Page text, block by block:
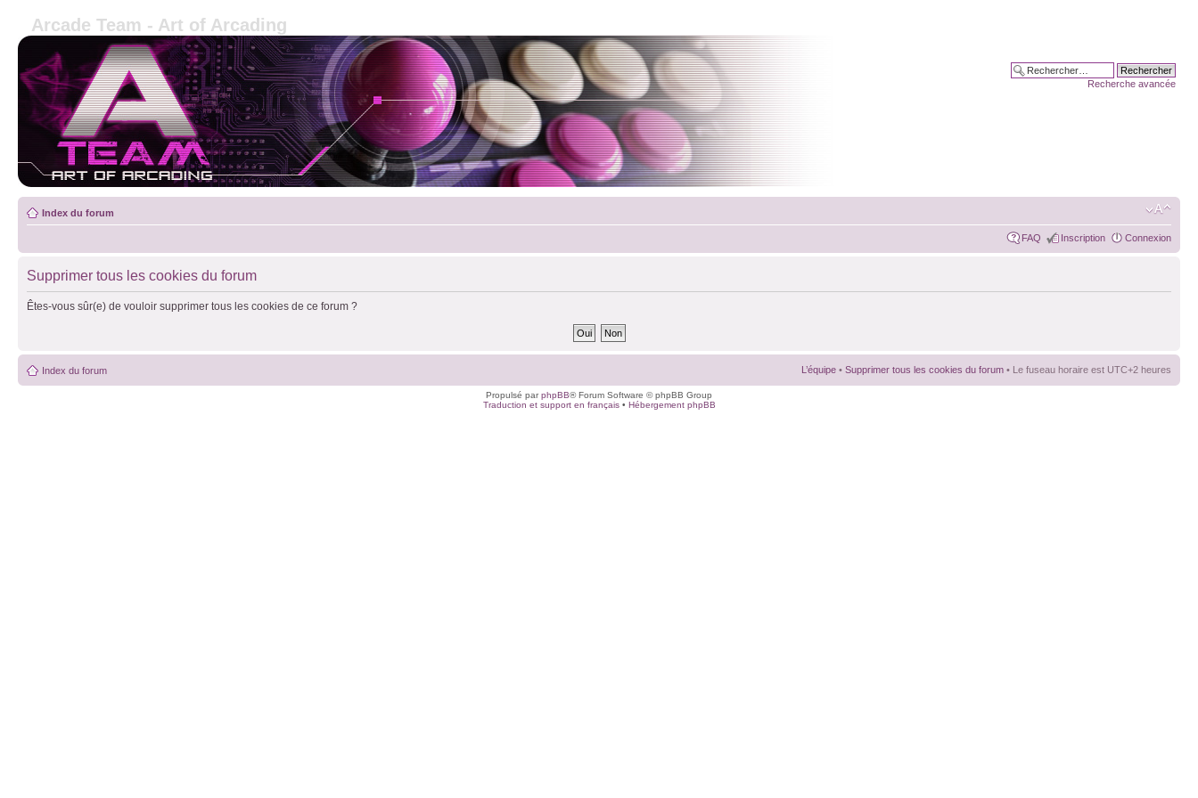
Arcade Team - Art of Arcading
Recherche avancée
Index du forum
FAQ Inscription Connexion
Supprimer tous les cookies du forum
Êtes-vous sûr(e) de vouloir supprimer tous les cookies de ce forum ?
Index du forum L’équipe • Supprimer tous les cookies du forum • Le fuseau horaire est UTC+2 heures
Propulsé parphpBB® Forum Software © phpBB Group
Traduction et support en français• Hébergement phpBB